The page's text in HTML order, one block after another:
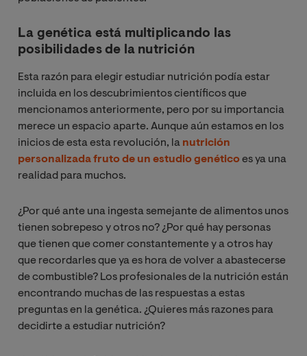
La genética está multiplicando las
posibilidades de la nutrición
Esta razón para elegir estudiar nutrición podía estar
incluida en los descubrimientos científicos que
mencionamos anteriormente, pero por su importancia
merece un espacio aparte. Aunque aún estamos en los
inicios de esta esta revolución, la nutrición
personalizada fruto de un estudio genéticoes ya una
realidad para muchos.
¿Por qué ante una ingesta semejante de alimentos unos
tienen sobrepeso y otros no? ¿Por qué hay personas
que tienen que comer constantemente y a otros hay
que recordarles que ya es hora de volver a abastecerse
de combustible? Los profesionales de la nutrición están
encontrando muchas de las respuestas a estas
preguntas en la genética. ¿Quieres más razones para
decidirte a estudiar nutrición?